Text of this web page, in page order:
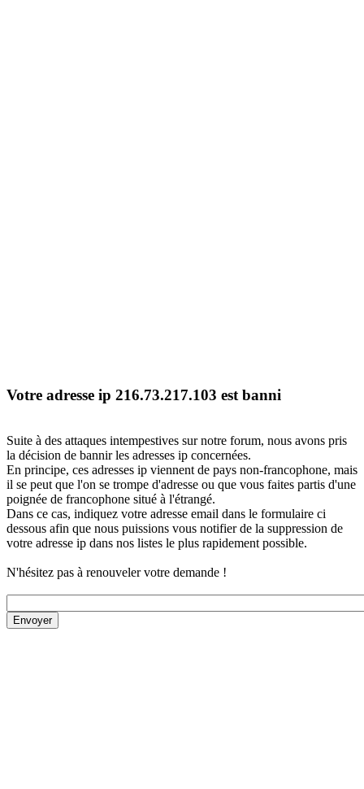
Votre adresse ip 216.73.217.103 est banni
Suite à des attaques intempestives sur notre forum, nous avons pris
la décision de bannir les adresses ip concernées.
En principe, ces adresses ip viennent de pays non-francophone, mais
il se peut que l'on se trompe d'adresse ou que vous faites partis d'une
poignée de francophone situé à l'étrangé.
Dans ce cas, indiquez votre adresse email dans le formulaire ci
dessous afin que nous puissions vous notifier de la suppression de
votre adresse ip dans nos listes le plus rapidement possible.
N'hésitez pas à renouveler votre demande !